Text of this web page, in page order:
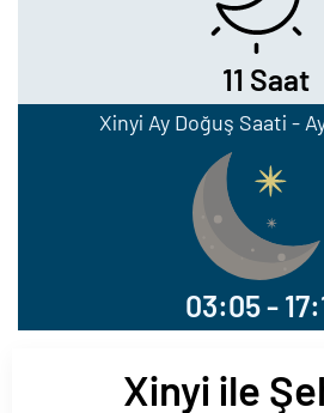
11 Saat
Xinyi Ay Doğuş Saati -
03:05 -
Xinyi ile